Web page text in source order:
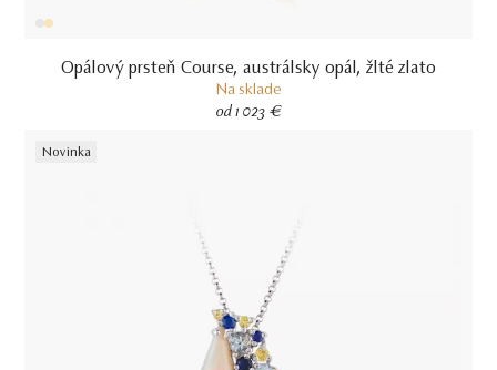
Opálový prsteň Course, austrálsky opál, žlté zlato
Na sklade
od 1 023 €
Novinka